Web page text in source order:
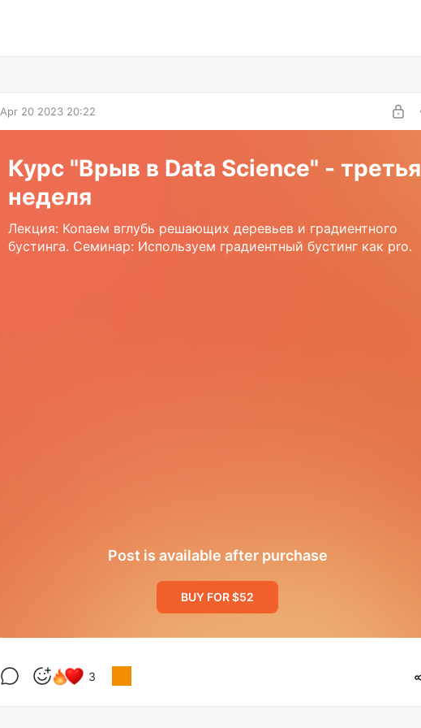
Apr 20 2023 20:22
Курс "Врыв в Data Science" - третья
неделя
Лекция: Копаем вглубь решающих деревьев и градиентного
бустинга. Семинар: Используем градиентный бустинг как pro.
Post is available after purchase
BUY FOR $52
3